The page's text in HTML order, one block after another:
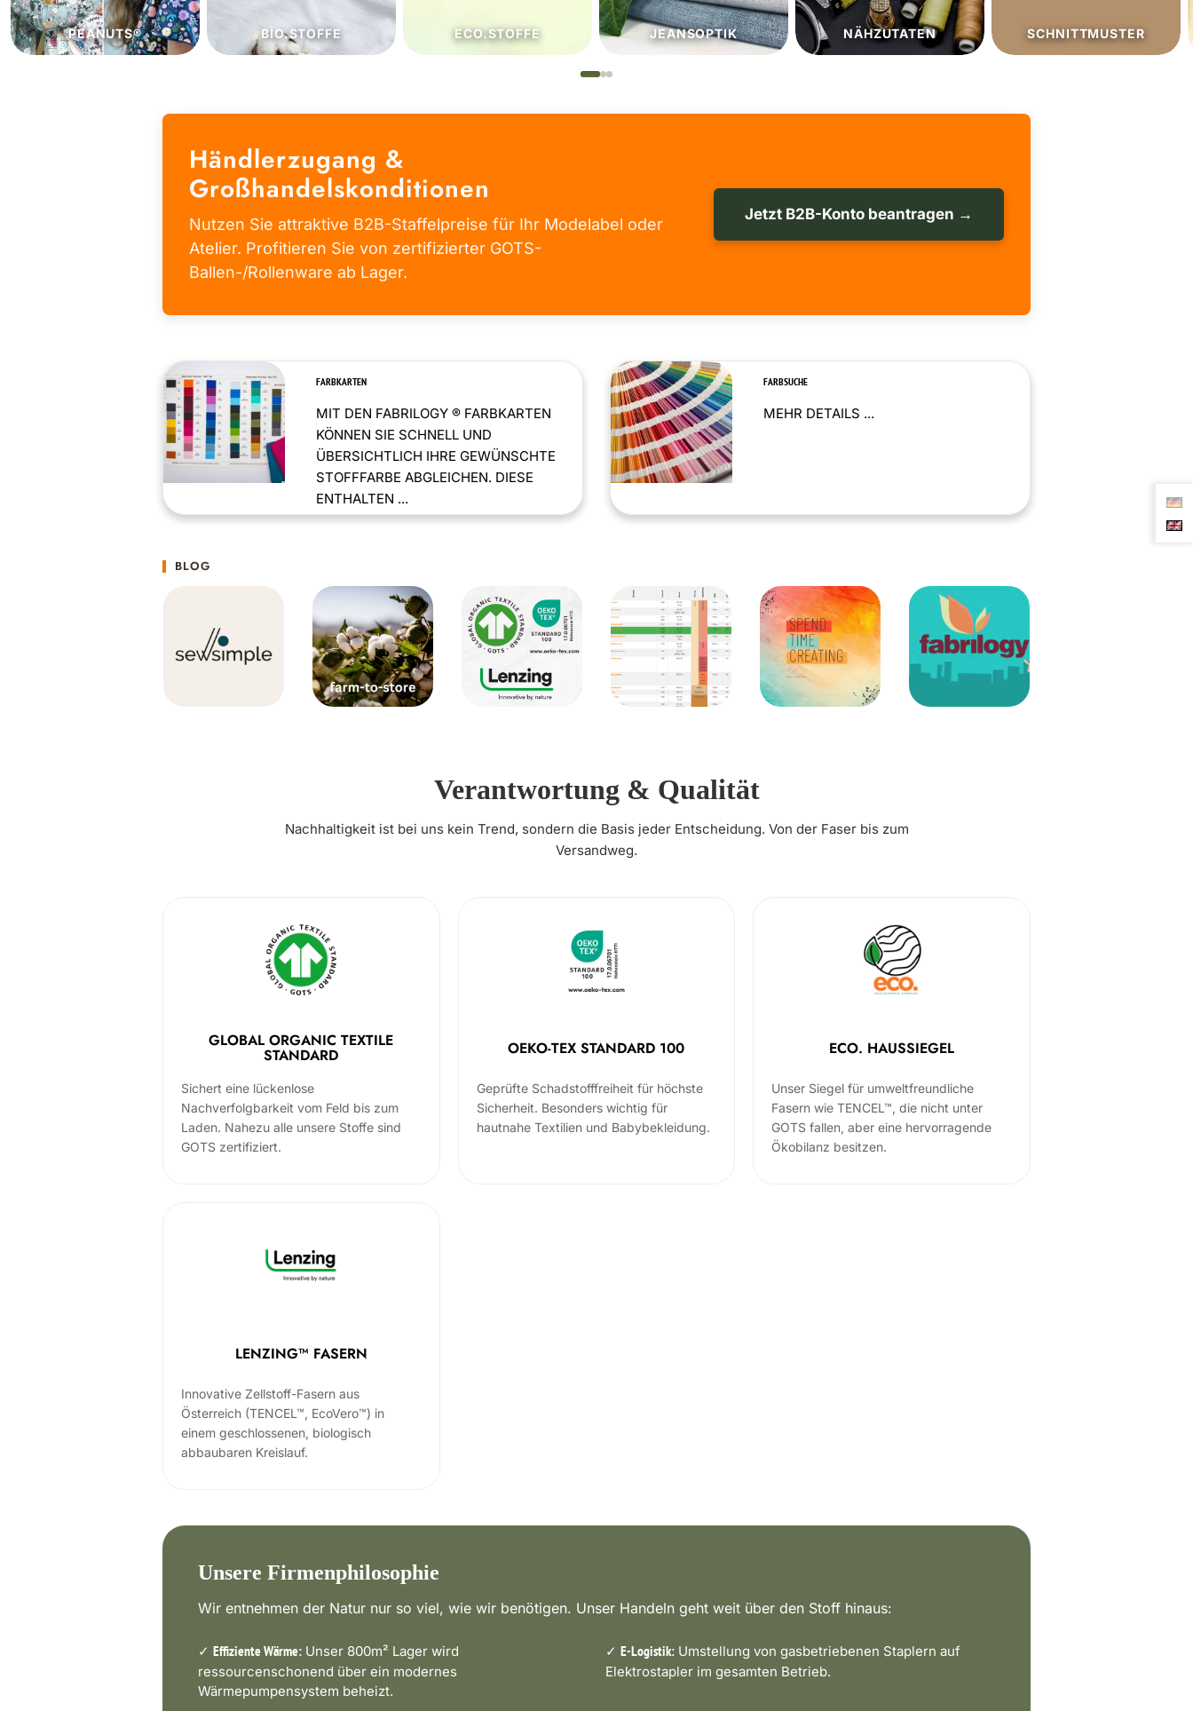
BIO.STOFFE ECO.STOFFE JEANSOPTIK NÄHZUTATEN SCHNITTMUSTER SALE%
Händlerzugang &
Großhandelskonditionen
Nutzen Sie attraktive B2B-Staffelpreise für Ihr Modelabel oder
Atelier. Profitieren Sie von zertifizierter GOTS-
Ballen-/Rollenware ab Lager.
Jetzt B2B-Konto beantragen →
FARBKARTEN
MIT DEN FABRILOGY ® FARBKARTEN
KÖNNEN SIE SCHNELL UND
ÜBERSICHTLICH IHRE GEWÜNSCHTE
STOFFFARBE ABGLEICHEN. DIESE
ENTHALTEN ...
FARBSUCHE
MEHR DETAILS ...
BLOG
Verantwortung & Qualität
Nachhaltigkeit ist bei uns kein Trend, sondern die Basis jeder Entscheidung. Von der Faser bis zum
Versandweg.
GLOBAL ORGANIC TEXTILE
STANDARD
Sichert eine lückenlose
Nachverfolgbarkeit vom Feld bis zum
Laden. Nahezu alle unsere Stoffe sind
GOTS zertifiziert.
OEKO-TEX STANDARD 100
Geprüfte Schadstofffreiheit für höchste
Sicherheit. Besonders wichtig für
hautnahe Textilien und Babybekleidung.
ECO. HAUSSIEGEL
Unser Siegel für umweltfreundliche
Fasern wie TENCEL™, die nicht unter
GOTS fallen, aber eine hervorragende
Ökobilanz besitzen.
LENZING™ FASERN
Innovative Zellstoff-Fasern aus
Österreich (TENCEL™, EcoVero™) in
einem geschlossenen, biologisch
abbaubaren Kreislauf.
Unsere Firmenphilosophie
Wir entnehmen der Natur nur so viel, wie wir benötigen. Unser Handeln geht weit über den Stoff hinaus:
✓ Effiziente Wärme: Unser 800m² Lager wird
ressourcenschonend über ein modernes
Wärmepumpensystem beheizt.
✓ E-Logistik: Umstellung von gasbetriebenen Staplern auf
Elektrostapler im gesamten Betrieb.